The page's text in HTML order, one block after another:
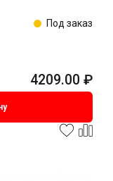
Под заказ
4209.00 ₽